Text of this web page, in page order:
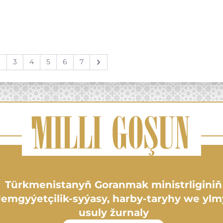
3 4 5 6 7 Next
Türkmenistanyň Goranmak ministrliginiň
syýasy, harby-taryhy we
usuly žurnaly